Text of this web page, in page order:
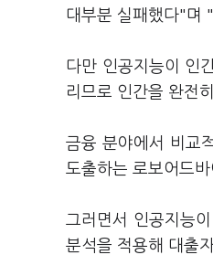
대부분 실패했다"며
다만 인공지능이 인
리므로 인간을 완전
금융 분야에서 비교
도출하는 로보어드
그러면서 인공지능
분석을 적용해 대출